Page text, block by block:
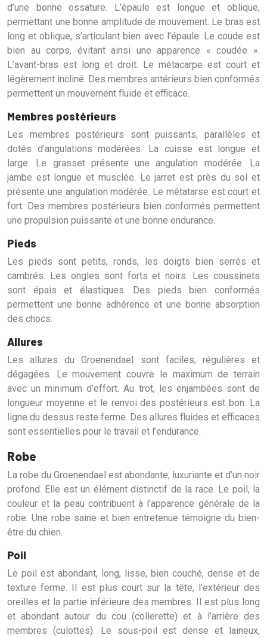
d’une bonne ossature. L’épaule est longue et oblique,
permettant une bonne amplitude de mouvement. Le bras est
long et oblique, s’articulant bien avec l’épaule. Le coude est
bien au corps, évitant ainsi une apparence « coudée ».
L’avant-bras est long et droit. Le métacarpe est court et
légèrement incliné. Des membres antérieurs bien conformés
permettent un mouvement fluide et efficace.
Membres postérieurs
Les membres postérieurs sont puissants, parallèles et
dotés d’angulations modérées. La cuisse est longue et
large. Le grasset présente une angulation modérée. La
jambe est longue et musclée. Le jarret est près du sol et
présente une angulation modérée. Le métatarse est court et
fort. Des membres postérieurs bien conformés permettent
une propulsion puissante et une bonne endurance.
Pieds
Les pieds sont petits, ronds, les doigts bien serrés et
cambrés. Les ongles sont forts et noirs. Les coussinets
sont épais et élastiques. Des pieds bien conformés
permettent une bonne adhérence et une bonne absorption
des chocs.
Allures
Les allures du Groenendael sont faciles, régulières et
dégagées. Le mouvement couvre le maximum de terrain
avec un minimum d’effort. Au trot, les enjambées sont de
longueur moyenne et le renvoi des postérieurs est bon. La
ligne du dessus reste ferme. Des allures fluides et efficaces
sont essentielles pour le travail et l’endurance.
Robe
La robe du Groenendael est abondante, luxuriante et d’un noir
profond. Elle est un élément distinctif de la race. Le poil, la
couleur et la peau contribuent à l’apparence générale de la
robe. Une robe saine et bien entretenue témoigne du bien-
être du chien.
Poil
Le poil est abondant, long, lisse, bien couché, dense et de
texture ferme. Il est plus court sur la tête, l’extérieur des
oreilles et la partie inférieure des membres. Il est plus long
et abondant autour du cou (collerette) et à l’arrière des
membres (culottes). Le sous-poil est dense et laineux,